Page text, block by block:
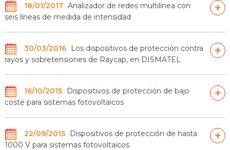
18/01/2017 Analizador de redes multilínea con
seis líneas de medida de intensidad
+
30/03/2016
Los dispositivos de protección contra
rayos y sobretensiones de Raycap, en DISMATEL
+
16/10/2015
Dispositivos de protección de bajo
coste para sistemas fotovoltaicos
+
22/09/2015
Dispositivos de protección de hasta
1000 V para sistemas fotovoltaicos
+